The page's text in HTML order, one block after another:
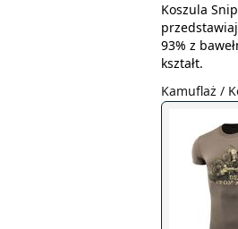
Koszula
93% z
kształt.
Kamuflaż /